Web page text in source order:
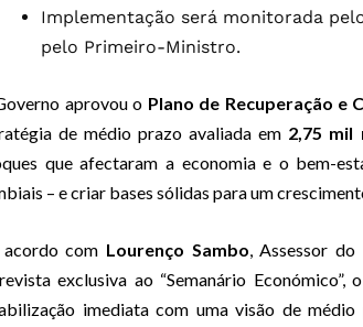
Implementação será monitorada
pelo Primeiro-Ministro.
aprovou o Plano de Recuperação e
de médio prazo avaliada em 2,75 mil
que afectaram a economia e o bem-
– e criar bases sólidas para um
acordo com Lourenço Sambo, Assessor
exclusiva ao “Semanário
imediata com uma visão de médio